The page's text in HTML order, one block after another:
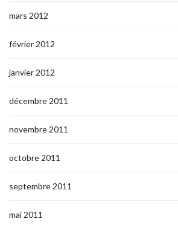
mars 2012
février 2012
janvier 2012
décembre 2011
novembre 2011
octobre 2011
septembre 2011
mai 2011